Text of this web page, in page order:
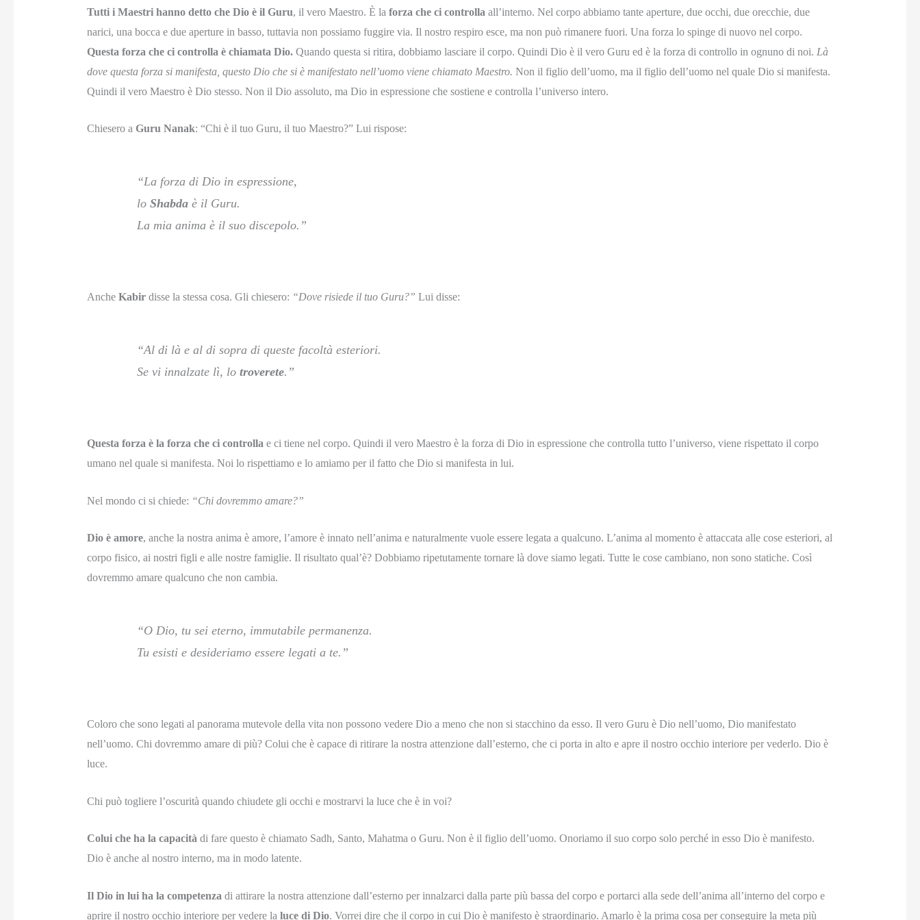
Tutti i Maestri hanno detto che Dio è il Guru, il vero Maestro. È la forza che ci controlla all’interno. Nel corpo abbiamo tante aperture, due occhi, due orecchie, due
narici, una bocca e due aperture in basso, tuttavia non possiamo fuggire via. Il nostro respiro esce, ma non può rimanere fuori. Una forza lo spinge di nuovo nel corpo.
Questa forza che ci controlla è chiamata Dio.Quando questa si ritira, dobbiamo lasciare il corpo. Quindi Dio è il vero Guru ed è la forza di controllo in ognuno di noi. Là
dove questa forza si manifesta, questo Dio che si è manifestato nell’uomo viene chiamato Maestro. Non il figlio dell’uomo, ma il figlio dell’uomo nel quale Dio si manifesta.
Quindi il vero Maestro è Dio stesso. Non il Dio assoluto, ma Dio in espressione che sostiene e controlla l’universo intero.
Chiesero a Guru Nanak: “Chi è il tuo Guru, il tuo Maestro?” Lui rispose:
“La forza di Dio in espressione,
lo Shabdaè il Guru.
La mia anima è il suo discepolo.”
Anche Kabirdisse la stessa cosa. Gli chiesero: “Dove risiede il tuo Guru?” Lui disse:
“Al di là e al di sopra di queste facoltà esteriori.
Se vi innalzate lì, lo troverete.”
Questa forza è la forza che ci controlla e ci tiene nel corpo. Quindi il vero Maestro è la forza di Dio in espressione che controlla tutto l’universo, viene rispettato il corpo
umano nel quale si manifesta. Noi lo rispettiamo e lo amiamo per il fatto che Dio si manifesta in lui.
Nel mondo ci si chiede: “Chi dovremmo amare?”
Dio è amore, anche la nostra anima è amore, l’amore è innato nell’anima e naturalmente vuole essere legata a qualcuno. L’anima al momento è attaccata alle cose esteriori, al
corpo fisico, ai nostri figli e alle nostre famiglie. Il risultato qual’è? Dobbiamo ripetutamente tornare là dove siamo legati. Tutte le cose cambiano, non sono statiche. Così
dovremmo amare qualcuno che non cambia.
“O Dio, tu sei eterno, immutabile permanenza.
Tu esisti e desideriamo essere legati a te.”
Coloro che sono legati al panorama mutevole della vita non possono vedere Dio a meno che non si stacchino da esso. Il vero Guru è Dio nell’uomo, Dio manifestato
nell’uomo. Chi dovremmo amare di più? Colui che è capace di ritirare la nostra attenzione dall’esterno, che ci porta in alto e apre il nostro occhio interiore per vederlo. Dio è
luce.
Chi può togliere l’oscurità quando chiudete gli occhi e mostrarvi la luce che è in voi?
Colui che ha la capacitàdi fare questo è chiamato Sadh, Santo, Mahatma o Guru. Non è il figlio dell’uomo. Onoriamo il suo corpo solo perché in esso Dio è manifesto.
Dio è anche al nostro interno, ma in modo latente.
Il Dio in lui ha la competenza di attirare la nostra attenzione dall’esterno per innalzarci dalla parte più bassa del corpo e portarci alla sede dell’anima all’interno del corpo e
aprire il nostro occhio interiore per vedere la luce di Dio. Vorrei dire che il corpo in cui Dio è manifesto è straordinario. Amarlo è la prima cosa per conseguire la meta più